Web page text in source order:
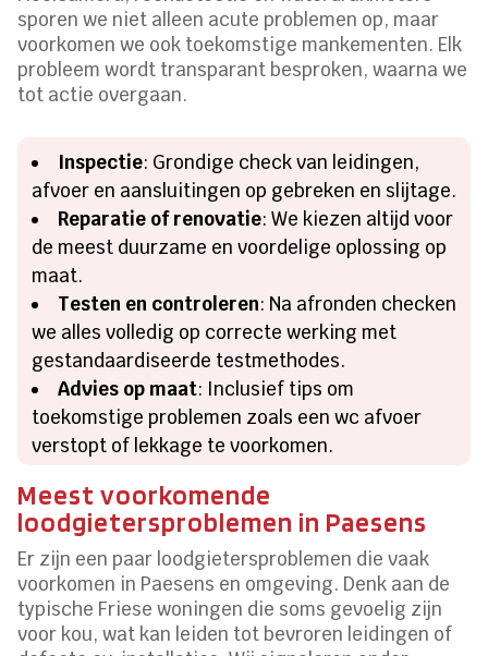
sporen we niet alleen acute problemen op, maar
voorkomen we ook toekomstige mankementen. Elk
probleem wordt transparant besproken, waarna we
tot actie overgaan.
Inspectie: Grondige check van leidingen,
afvoer en aansluitingen op gebreken en slijtage.
Reparatie of renovatie: We kiezen altijd voor
de meest duurzame en voordelige oplossing op
maat.
Testen en controleren: Na afronden checken
we alles volledig op correcte werking met
gestandaardiseerde testmethodes.
Advies op maat: Inclusief tips om
toekomstige problemen zoals een wc afvoer
verstopt of lekkage te voorkomen.
Meest voorkomende
loodgietersproblemen in Paesens
Er zijn een paar loodgietersproblemen die vaak
voorkomen in Paesens en omgeving. Denk aan de
typische Friese woningen die soms gevoelig zijn
voor kou, wat kan leiden tot bevroren leidingen of